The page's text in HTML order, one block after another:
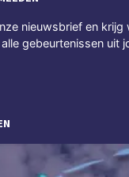
nieuwsbrief en krijg
gebeurtenissen uit